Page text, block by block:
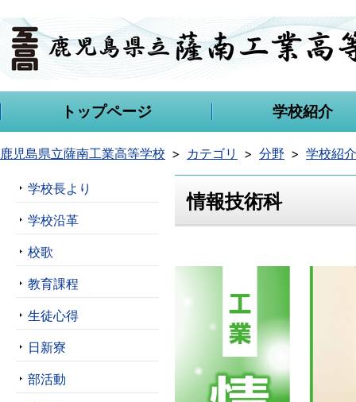
トップページ 学校紹介
鹿児島県立薩南工業高等学校 カテゴリ 分野 学校紹介
情報技術科
学校長より
学校沿革
校歌
教育課程
生徒心得
日新寮
部活動